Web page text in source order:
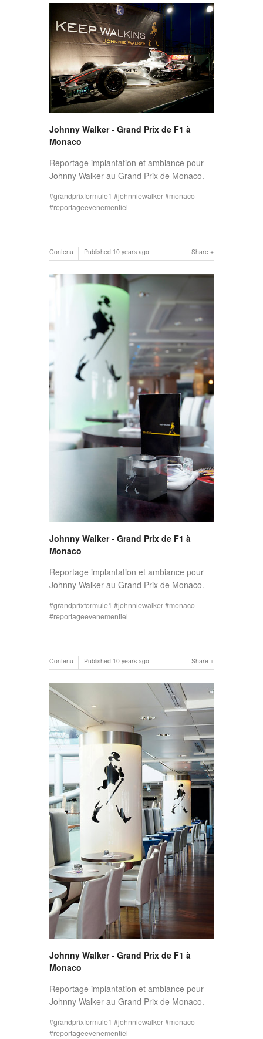
Johnny Walker - Grand Prix de F1 à
Monaco
Reportage implantation et ambiance pour
Johnny Walker au Grand Prix de Monaco.
grandprixformule1 johnniewalker
monaco
reportageevenementiel
Share
Contenu Published 10 years ago
Johnny Walker - Grand Prix de F1 à
Monaco
Reportage implantation et ambiance pour
Johnny Walker au Grand Prix de Monaco.
grandprixformule1 johnniewalker
monaco
reportageevenementiel
Share
Contenu Published 10 years ago
Johnny Walker - Grand Prix de F1 à
Monaco
Reportage implantation et ambiance pour
Johnny Walker au Grand Prix de Monaco.
grandprixformule1 johnniewalker
monaco
reportageevenementiel